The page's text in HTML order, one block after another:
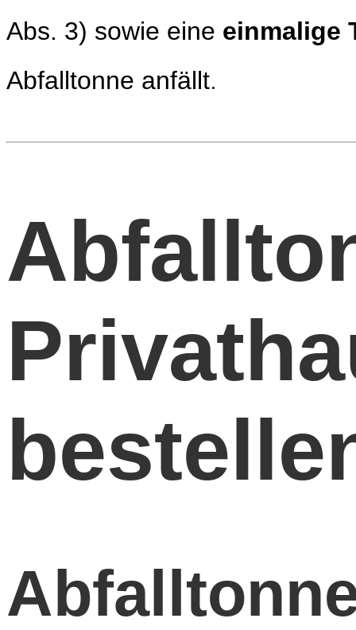
Abs. 3) sowie eine einmalige
Abfalltonne anfällt.